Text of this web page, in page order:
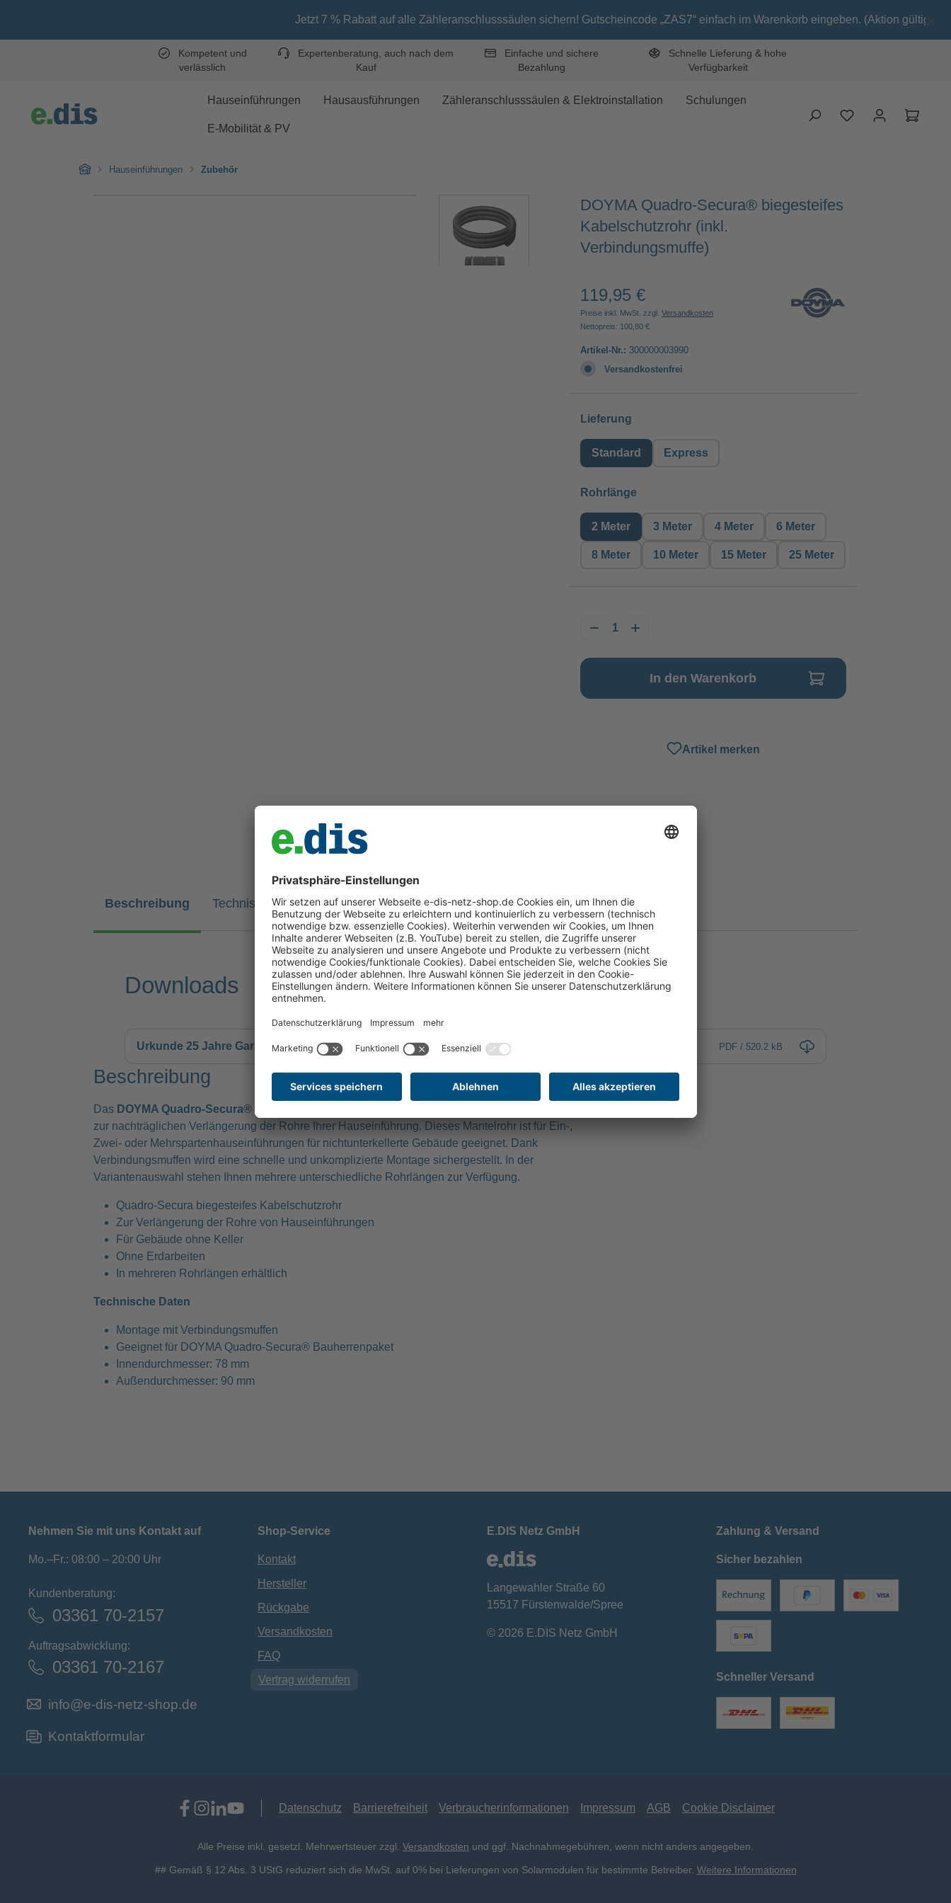
Jetzt 7 % Rabatt auf alle Zähleranschlusssäulen sichern! Gutscheincode „ZAS7“ einfach im Warenkorb eingeben. (Aktion gültig bis 31.08.26)
Kompetent und
verlässlich
Expertenberatung, auch nach dem
Kauf
Einfache und sichere
Bezahlung
Schnelle Lieferung & hohe
Verfügbarkeit
Hauseinführungen Hausausführungen Zähleranschlusssäulen & Elektroinstallation Schulungen
E-Mobilität & PV
HomeHauseinführungen Zubehör
DOYMA Quadro-Secura® biegesteifes
Kabelschutzrohr (inkl.
Verbindungsmuffe)
Regulärer Preis:
119,95 €
Preise inkl. MwSt. zzgl. Versandkosten
Nettopreis: 100,80 €
Artikel-Nr.: 300000003990
Versandkostenfrei
Lieferung
Standard Express
Rohrlänge
2 Meter 3 Meter 4 Meter 6 Meter
8 Meter 10 Meter 15 Meter 25 Meter
In den Warenkorb
Artikel merken
Beschreibung Technische Daten Downloads Links Hersteller
Downloads
Urkunde 25 Jahre Garantie PDF / 520.2 kB
Beschreibung
Das DOYMA Quadro-Secura® biegesteifes Kabelschutzrohr (inkl. Verbindungsmuffe)
zur nachträglichen Verlängerung der Rohre Ihrer Hauseinführung. Dieses Mantelrohr ist für Ein-,
Zwei- oder Mehrspartenhauseinführungen für nichtunterkellerte Gebäude geeignet. Dank
Verbindungsmuffen wird eine schnelle und unkomplizierte Montage sichergestellt. In der
Variantenauswahl stehen Ihnen mehrere unterschiedliche Rohrlängen zur Verfügung.
Quadro-Secura biegesteifes Kabelschutzrohr
Zur Verlängerung der Rohre von Hauseinführungen
Für Gebäude ohne Keller
Ohne Erdarbeiten
In mehreren Rohrlängen erhältlich
Technische Daten
Montage mit Verbindungsmuffen
Geeignet für DOYMA Quadro-Secura® Bauherrenpaket
Innendurchmesser: 78 mm
Außendurchmesser: 90 mm
Nehmen Sie mit uns Kontakt auf
Mo.–Fr.: 08:00 – 20:00 Uhr
Kundenberatung:
03361 70-2157
Auftragsabwicklung:
03361 70-2167
info@e-dis-netz-shop.de
Kontaktformular
Shop-Service
Kontakt
Hersteller
Rückgabe
Versandkosten
FAQ
Vertrag widerrufen
E.DIS Netz GmbH
Langewahler Straße 60
15517 Fürstenwalde/Spree
© 2026 E.DIS Netz GmbH
Zahlung & Versand
Sicher bezahlen
Schneller Versand
Datenschutz Barrierefreiheit Verbraucherinformationen Impressum AGB Cookie Disclaimer
Alle Preise inkl. gesetzl. Mehrwertsteuer zzgl. Versandkosten und ggf. Nachnahmegebühren, wenn nicht anders angegeben.
## Gemäß § 12 Abs. 3 UStG reduziert sich die MwSt. auf 0% bei Lieferungen von Solarmodulen für bestimmte Betreiber. Weitere Informationen